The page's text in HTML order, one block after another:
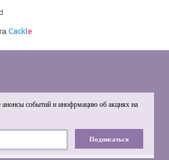
Cackle
анонсы событий и инофрмацию об акциях на
Подписаться